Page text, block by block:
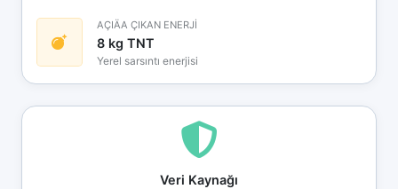
AÇIÄA ÇIKAN ENERJİ
8 kg TNT
Yerel sarsıntı enerjisi
Veri Kaynağı